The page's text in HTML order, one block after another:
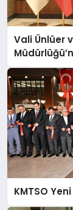
Vali Ünlüer
KMTSO